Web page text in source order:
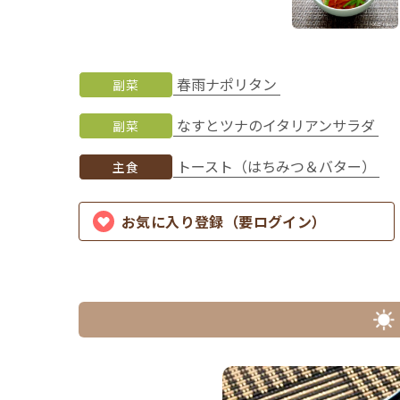
副菜 春雨ナポリタン
副菜 なすとツナのイタリアンサラダ
主食 トースト（はちみつ＆バター）
お気に入り登録（要ログイン）